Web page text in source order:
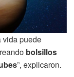
vida puede
bolsillos
”, explicaron.